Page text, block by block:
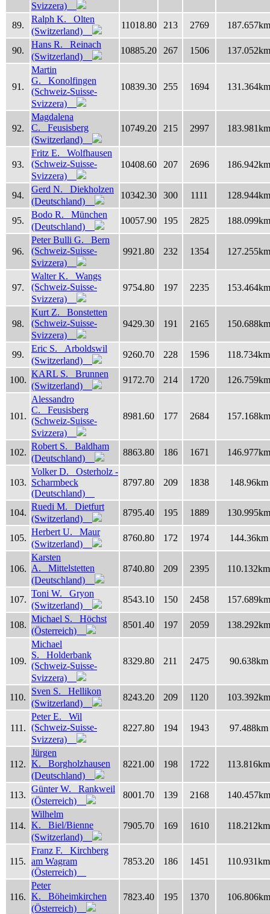
Svizzera)
89.
Ralph K. Olten
(Switzerland)
11018.80 213 2769 187.657km
90.
Hans R. Reinach
(Switzerland)
10885.20 267 1506 137.052km
91.
Martin
G. Konolfingen
(Schweiz-Suisse-
Svizzera)
10839.30 255 1694 131.364km
92.
Magdalena
C. Feusisberg
(Switzerland)
10749.20 215 2997 183.981km
93.
Fritz E. Wolfhausen
(Schweiz-Suisse-
Svizzera)
10408.60 207 2696 186.942km
94.
Gerd N. Diekholzen
(Deutschland)
10342.30 300 1111 128.944km
95.
Bodo R. München
(Deutschland)
10057.90 195 2825 188.099km
96.
Peter Bulli G. Bern
(Schweiz-Suisse-
Svizzera)
9921.80 232 1354 127.255km
97.
Walter K. Wangs
(Schweiz-Suisse-
Svizzera)
9754.80 197 2235 153.464km
98.
Kurt Z. Bonstetten
(Schweiz-Suisse-
Svizzera)
9429.30 191 2165 150.688km
99.
Eric S. Arboldswil
(Switzerland)
9260.70 228 1596 118.734km
100.
KARL S. Brunnen
(Switzerland)
9172.70 214 1720 126.759km
101.
Alessandro
C. Feusisberg
(Schweiz-Suisse-
Svizzera)
8981.60 177 2684 157.168km
102.
Robert S. Baldham
(Deutschland)
8863.80 186 1671 146.977km
103.
Volker D. Osterholz -
Scharmbeck
(Deutschland)
8797.80 209 1838 148.96km
104.
Ruedi M. Dietfurt
(Switzerland)
8795.40 195 1889 130.995km
105.
Herbert U. Maur
(Switzerland)
8760.80 172 1974 144.36km
106.
Karsten
A. Mittelstetten
(Deutschland)
8740.80 209 2395 110.132km
107.
Toni W. Gryon
(Switzerland)
8543.10 150 2458 157.689km
108.
Michael S. Höchst
(Österreich)
8501.40 197 2059 138.292km
109.
Michael
S. Holderbank
(Schweiz-Suisse-
Svizzera)
8329.80 211 2475 90.638km
110.
Sven S. Hellikon
(Switzerland)
8243.20 209 1120 103.392km
111.
Peter E. Wil
(Schweiz-Suisse-
Svizzera)
8227.80 194 1943 97.488km
112.
Jürgen
K. Borgholzhausen
(Deutschland)
8221.00 198 1722 113.816km
113.
Günter W. Rankweil
(Österreich)
8001.70 139 2168 140.457km
114.
Wilhelm
K. Biel/Bienne
(Switzerland)
7905.70 169 1610 118.212km
115.
Franz F. Kirchberg
am Wagram
(Österreich)
7853.20 186 1451 110.931km
116.
Peter
K. Böheimkirchen
(Österreich)
7823.40 195 1370 106.806km